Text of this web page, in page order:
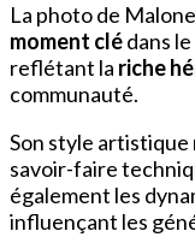
La photo de
moment clédans
reflétant la riche
communauté.
Son style artistique
savoir-faire
également les
influençant les